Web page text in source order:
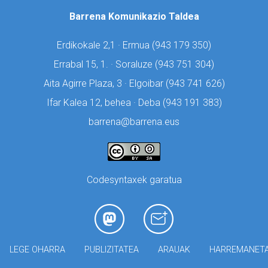
Barrena Komunikazio Taldea
Erdikokale 2,1 · Ermua (943 179 350)
Errabal 15, 1. · Soraluze (943 751 304)
Aita Agirre Plaza, 3 · Elgoibar (943 741 626)
Ifar Kalea 12, behea · Deba (943 191 383)
barrena@barrena.eus
Codesyntaxek garatua
LEGE OHARRA PUBLIZITATEA ARAUAK